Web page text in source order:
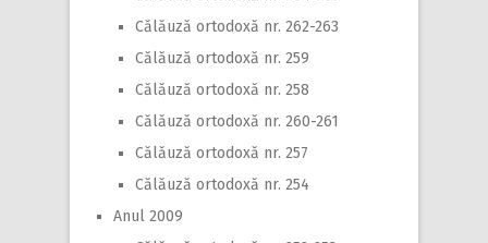
Călăuză ortodoxă nr. 262-263
Călăuză ortodoxă nr. 259
Călăuză ortodoxă nr. 258
Călăuză ortodoxă nr. 260-261
Călăuză ortodoxă nr. 257
Călăuză ortodoxă nr. 254
Anul 2009